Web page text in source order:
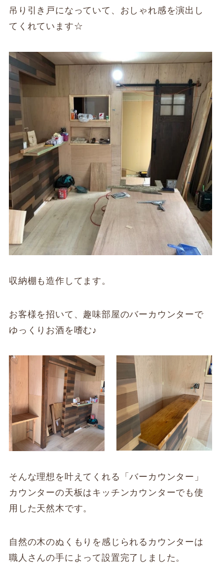
吊り引き戸になっていて、おしゃれ感を演出し
てくれています☆
収納棚も造作してます。
お客様を招いて、趣味部屋のバーカウンターで
ゆっくりお酒を嗜む♪
そんな理想を叶えてくれる「バーカウンター」
カウンターの天板はキッチンカウンターでも使
用した天然木です。
自然の木のぬくもりを感じられるカウンターは
職人さんの手によって設置完了しました。